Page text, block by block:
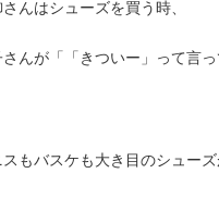
んはシューズを買う時、
んが「「きついー」って言
もバスケも大き目のシューズ